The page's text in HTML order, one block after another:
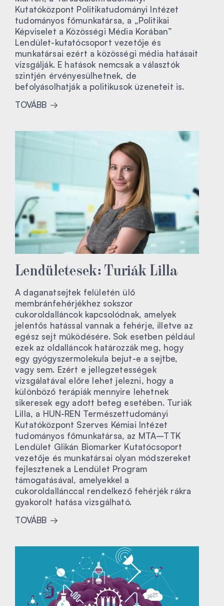
Kutatóközpont Politikatudományi Intézet
tudományos főmunkatársa, a „Politikai
Képviselet a Közösségi Média Korában”
Lendület-kutatócsoport vezetője és
munkatársai ezért a közösségi média hatásait
vizsgálják. E hatások nemcsak a választók
szintjén érvényesülhetnek, de
befolyásolhatják a politikusok üzeneteit is.
TOVÁBB
Lendületesek: Turiák Lilla
A daganatsejtek felületén ülő
membránfehérjékhez sokszor
cukoroldalláncok kapcsolódnak, amelyek
jelentős hatással vannak a fehérje, illetve az
egész sejt működésére. Sok esetben például
ezek az oldalláncok határozzák meg, hogy
egy gyógyszermolekula bejut-e a sejtbe,
vagy sem. Ezért e jellegzetességek
vizsgálatával előre lehet jelezni, hogy a
különböző terápiák mennyire lehetnek
sikeresek egy adott beteg esetében. Turiák
Lilla, a HUN-REN Természettudományi
Kutatóközpont Szerves Kémiai Intézet
tudományos főmunkatársa, az MTA–TTK
Lendület Glikán Biomarker Kutatócsoport
vezetője és munkatársai olyan módszereket
fejlesztenek a Lendület Program
támogatásával, amelyekkel a
cukoroldallánccal rendelkező fehérjék rákra
gyakorolt hatása vizsgálható.
TOVÁBB